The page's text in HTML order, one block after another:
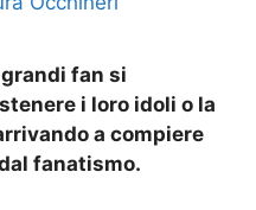
fan si
i loro idoli o la
a compiere
fanatismo.